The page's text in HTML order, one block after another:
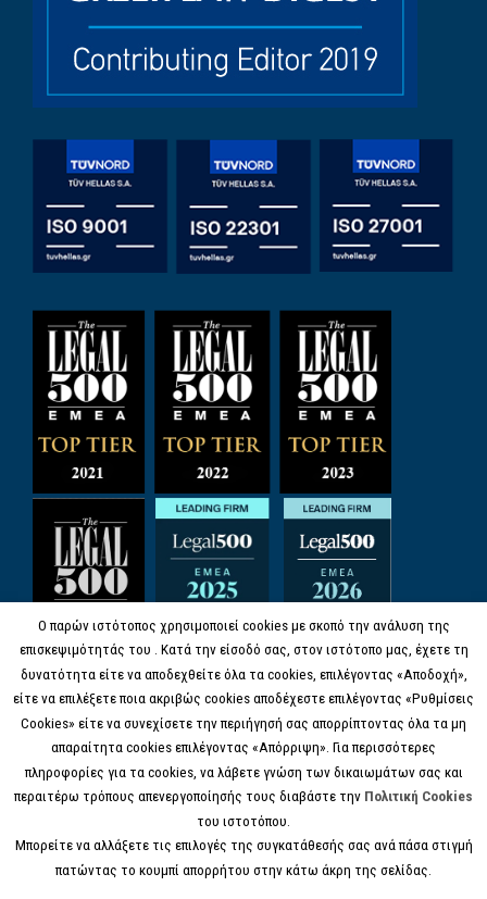
Ο παρών ιστότοπος χρησιμοποιεί cookies με σκοπό την ανάλυση της
επισκεψιμότητάς του . Κατά την είσοδό σας, στον ιστότοπο μας, έχετε τη
δυνατότητα είτε να αποδεχθείτε όλα τα cookies, επιλέγοντας «Αποδοχή»,
είτε να επιλέξετε ποια ακριβώς cookies αποδέχεστε επιλέγοντας «Ρυθμίσεις
Cookies» είτε να συνεχίσετε την περιήγησή σας απορρίπτοντας όλα τα μη
απαραίτητα cookies επιλέγοντας «Απόρριψη». Για περισσότερες
πληροφορίες για τα cookies, να λάβετε γνώση των δικαιωμάτων σας και
περαιτέρω τρόπους απενεργοποίησής τους διαβάστε την Πολιτική Cookies
του ιστοτόπου.
Μπορείτε να αλλάξετε τις επιλογές της συγκατάθεσής σας ανά πάσα στιγμή
πατώντας το κουμπί απορρήτου στην κάτω άκρη της σελίδας.